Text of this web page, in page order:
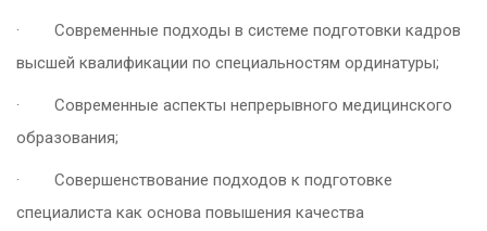
·
Современные подходы в системе подготовки кадров
высшей квалификации по специальностям ординатуры;
·
Современные аспекты непрерывного медицинского
образования;
·
Совершенствование подходов к подготовке
специалиста как основа повышения качества